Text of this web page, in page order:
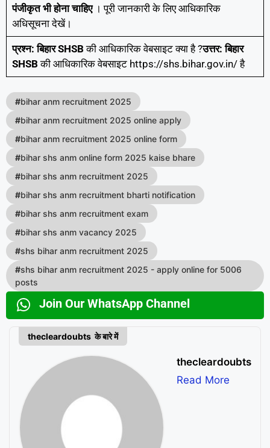
पंजीकृत भी होना चाहिए । पूरी जानकारी के लिए आधिकारिक
अधिसूचना देखें।
प्रश्न:बिहार SHSB की आधिकारिक वेबसाइट क्या है ?उत्तर:बिहार
SHSB की आधिकारिक वेबसाइट https://shs.bihar.gov.in/ है
#bihar anm recruitment 2025
#bihar anm recruitment 2025 online apply
#bihar anm recruitment 2025 online form
#bihar shs anm online form 2025 kaise bhare
#bihar shs anm recruitment 2025
#bihar shs anm recruitment bharti notification
#bihar shs anm recruitment exam
#bihar shs anm vacancy 2025
#shs bihar anm recruitment 2025
#shs bihar anm recruitment 2025 - apply online for 5006
posts
Join Our WhatsApp Channel
thecleardoubts के बारे में
thecleardoubts
Read More